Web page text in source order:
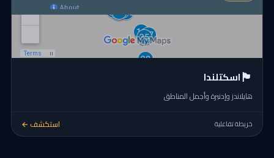
🏴󠁧󠁢󠁳󠁣󠁴󠁿اسكتلندا
هايلاندز وإدنبرة وأجمل المناطق
خريطة تفاعلية استكشف ←